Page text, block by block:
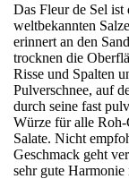
Das Fleur de Sel ist
weltbekannten
erinnert an den
trocknen die
Risse und Spalten
Pulverschnee, auf
durch seine fast
Würze für alle Roh-
Salate. Nicht
Geschmack geht
sehr gute